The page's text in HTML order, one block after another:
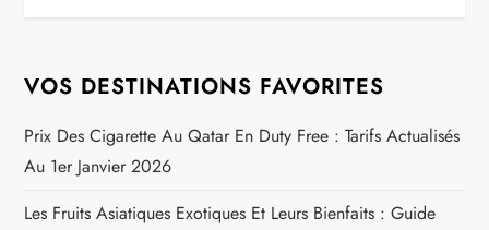
a
t
i
VOS DESTINATIONS FAVORITES
Prix Des Cigarette Au Qatar En Duty Free : Tarifs Actualisés
Au 1er Janvier 2026
Les Fruits Asiatiques Exotiques Et Leurs Bienfaits : Guide